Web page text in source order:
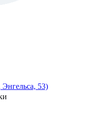
53)